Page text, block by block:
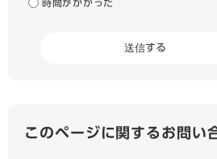
時間がかかった
このページに関するお問い